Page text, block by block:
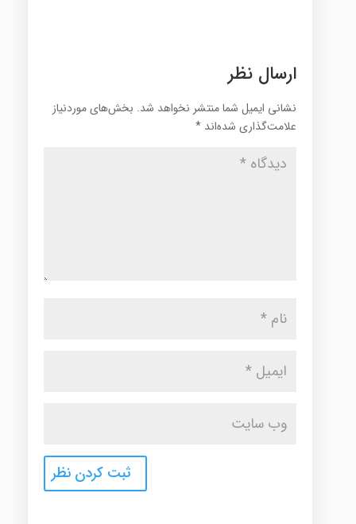
ارسال نظر
نشانی ایمیل شما منتشر نخواهد شد. بخش‌های موردنیاز
علامت‌گذاری شده‌اند *